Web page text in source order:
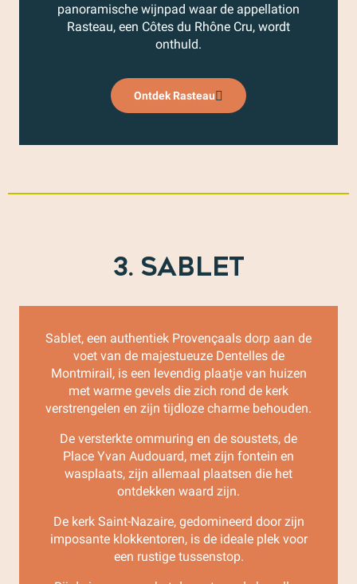
panoramische wijnpad waar de appellation
Rasteau, een Côtes du Rhône Cru, wordt
onthuld.
Ontdek Rasteau
3. SABLET
Sablet, een authentiek Provençaals dorp aan de
voet van de majestueuze Dentelles de
Montmirail, is een levendig plaatje van huizen
met warme gevels die zich rond de kerk
verstrengelen en zijn tijdloze charme behouden.
De versterkte ommuring en de soustets, de
Place Yvan Audouard, met zijn fontein en
wasplaats, zijn allemaal plaatsen die het
ontdekken waard zijn.
De kerk Saint-Nazaire, gedomineerd door zijn
imposante klokkentoren, is de ideale plek voor
een rustige tussenstop.